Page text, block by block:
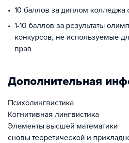
10 баллов за диплом колледжа
1-10 баллов за результаты
конкурсов, не используемые
прав
Дополнительная
Психолингвистика
Когнитивная лингвистика
Элементы высшей математики
сновы теоретической и